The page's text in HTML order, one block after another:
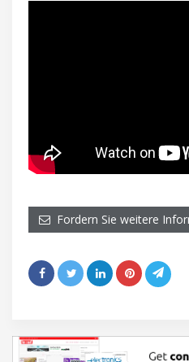
Fordern Sie weitere